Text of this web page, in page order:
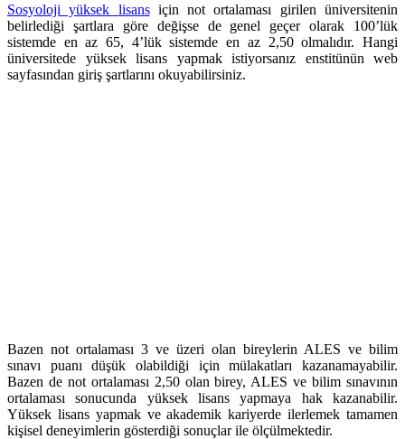
Sosyoloji yüksek lisansiçin not ortalaması girilen üniversitenin
belirlediği şartlara göre değişse de genel geçer olarak 100’lük
sistemde en az 65, 4’lük sistemde en az 2,50 olmalıdır. Hangi
üniversitede yüksek lisans yapmak istiyorsanız enstitünün web
sayfasından giriş şartlarını okuyabilirsiniz.
Bazen not ortalaması 3 ve üzeri olan bireylerin ALES ve bilim
sınavı puanı düşük olabildiği için mülakatları kazanamayabilir.
Bazen de not ortalaması 2,50 olan birey, ALES ve bilim sınavının
ortalaması sonucunda yüksek lisans yapmaya hak kazanabilir.
Yüksek lisans yapmak ve akademik kariyerde ilerlemek tamamen
kişisel deneyimlerin gösterdiği sonuçlar ile ölçülmektedir.